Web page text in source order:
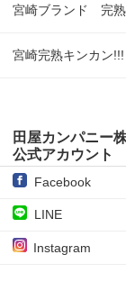
宮崎ブランド 完
宮崎完熟キンカン!!!
田屋カンパニー
公式アカウント
Facebook
LINE
Instagram